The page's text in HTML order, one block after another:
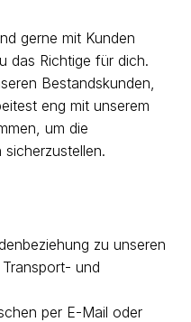
gerne mit Kunden
das Richtige für dich.
Bestandskunden,
eng mit unserem
um die
zu unseren
und
per E-Mail oder